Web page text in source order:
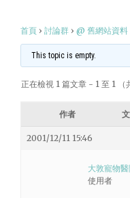
首頁 › 討論群 › @ 舊網站資料
This topic is empty.
正在檢視 1 篇文章 - 1 至 1 （
作者
2001/12/11 15:46
大敦寵物
使用者